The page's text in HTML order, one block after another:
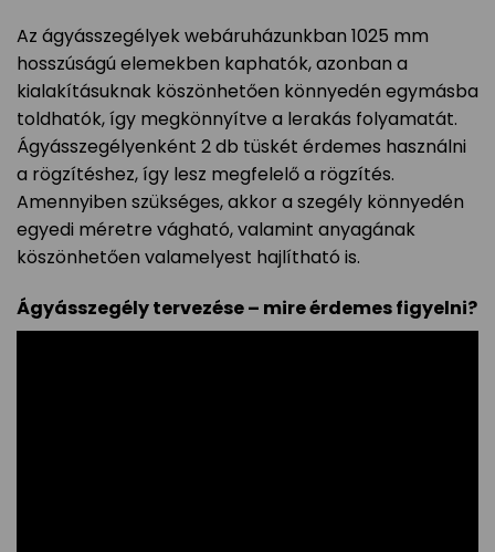
Az ágyásszegélyek webáruházunkban 1025 mm
hosszúságú elemekben kaphatók, azonban a
kialakításuknak köszönhetően könnyedén egymásba
toldhatók, így megkönnyítve a lerakás folyamatát.
Ágyásszegélyenként 2 db tüskét érdemes használni
a rögzítéshez, így lesz megfelelő a rögzítés.
Amennyiben szükséges, akkor a szegély könnyedén
egyedi méretre vágható, valamint anyagának
köszönhetően valamelyest hajlítható is.
Ágyásszegély tervezése – mire érdemes figyelni?